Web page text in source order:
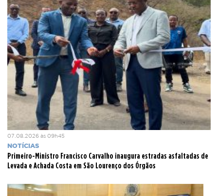
07.08.2026 às 09h45
NOTÍCIAS
Primeiro-Ministro Francisco Carvalho inaugura estradas asfaltadas de
Levada e Achada Costa em São Lourenço dos Órgãos